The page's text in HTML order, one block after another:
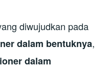
diwujudkan pada
dalam bentuknya,
dalam